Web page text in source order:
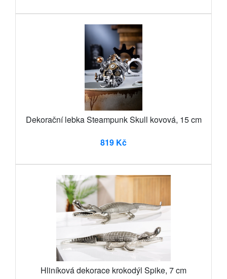
Dekorační lebka Steampunk Skull kovová, 15 cm
819 Kč
Hliníková dekorace krokodýl Spike, 7 cm